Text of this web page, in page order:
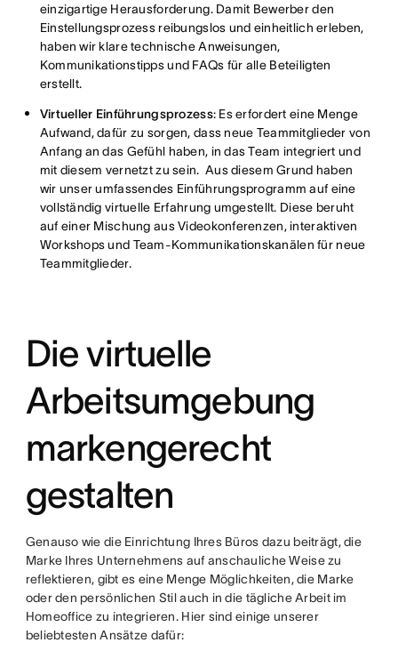
einzigartige Herausforderung. Damit Bewerber den
Einstellungsprozess reibungslos und einheitlich erleben,
haben wir klare technische Anweisungen,
Kommunikationstipps und FAQs für alle Beteiligten
erstellt.
Virtueller Einführungsprozess: Es erfordert eine Menge
Aufwand, dafür zu sorgen, dass neue Teammitglieder von
Anfang an das Gefühl haben, in das Team integriert und
mit diesem vernetzt zu sein. Aus diesem Grund haben
wir unser umfassendes Einführungsprogramm auf eine
vollständig virtuelle Erfahrung umgestellt. Diese beruht
auf einer Mischung aus Videokonferenzen, interaktiven
Workshops und Team-Kommunikationskanälen für neue
Teammitglieder.
Die virtuelle
Arbeitsumgebung
markengerecht
gestalten
Genauso wie die Einrichtung Ihres Büros dazu beiträgt, die
Marke Ihres Unternehmens auf anschauliche Weise zu
reflektieren, gibt es eine Menge Möglichkeiten, die Marke
oder den persönlichen Stil auch in die tägliche Arbeit im
Homeoffice zu integrieren. Hier sind einige unserer
beliebtesten Ansätze dafür: